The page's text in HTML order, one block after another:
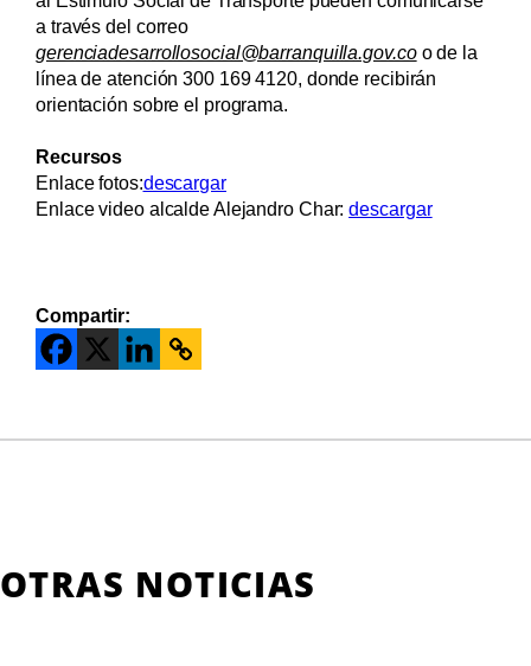
a través del correo
gerenciadesarrollosocial@barranquilla.gov.coo de la
línea de atención 300 169 4120, donde recibirán
orientación sobre el programa.
Recursos
Enlace fotos:descargar
Enlace video alcalde Alejandro Char:descargar
Compartir:
OTRAS NOTICIAS